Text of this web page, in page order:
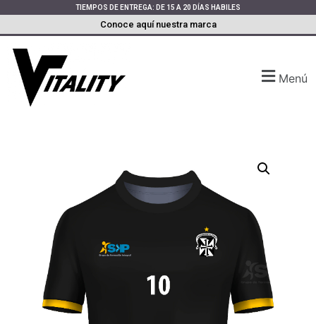
TIEMPOS DE ENTREGA: DE 15 A 20 DÍAS HABILES
Conoce aquí nuestra marca
Menú